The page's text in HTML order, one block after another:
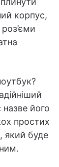
корпус,
роз’єми
назве його
простих
який буде